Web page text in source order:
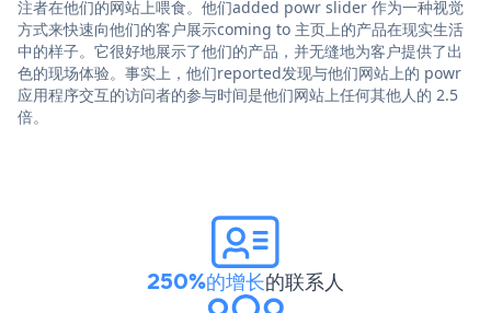
注者在他们的网站上喂食。他们added powr slider 作为一种视觉
方式来快速向他们的客户展示coming to 主页上的产品在现实生活
中的样子。它很好地展示了他们的产品，并无缝地为客户提供了出
色的现场体验。事实上，他们reported发现与他们网站上的 powr
应用程序交互的访问者的参与时间是他们网站上任何其他人的 2.5
倍。
250%的增长的联系人